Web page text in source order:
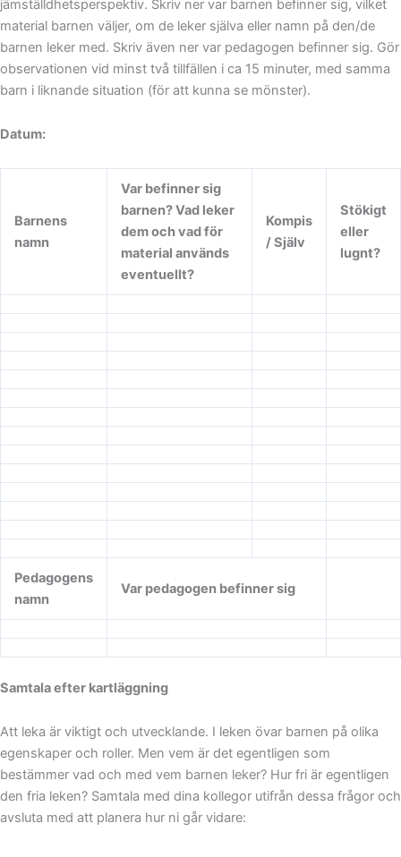
jämställdhetsperspektiv. Skriv ner var barnen befinner sig, vilket
material barnen väljer, om de leker själva eller namn på den/de
barnen leker med. Skriv även ner var pedagogen befinner sig. Gör
observationen vid minst två tillfällen i ca 15 minuter, med samma
barn i liknande situation (för att kunna se mönster).
Datum:
Barnens
namn
Var befinner sig
barnen? Vad leker
dem och vad för
material används
eventuellt?
Kompis
/ Själv
Stökigt
eller
lugnt?
Pedagogens
namn
Var pedagogen befinner sig
Samtala efter kartläggning
Att leka är viktigt och utvecklande. I leken övar barnen på olika
egenskaper och roller. Men vem är det egentligen som
bestämmer vad och med vem barnen leker? Hur fri är egentligen
den fria leken? Samtala med dina kollegor utifrån dessa frågor och
avsluta med att planera hur ni går vidare: